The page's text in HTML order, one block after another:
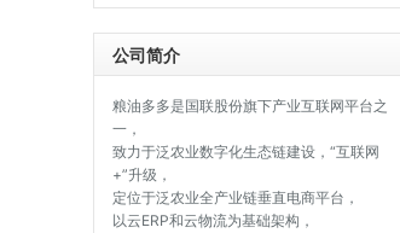
公司简介
粮油多多是国联股份旗下产业互联网平台之
一，
致力于泛农业数字化生态链建设，“互联网
+”升级，
定位于泛农业全产业链垂直电商平台，
以云ERP和云物流为基础架构，